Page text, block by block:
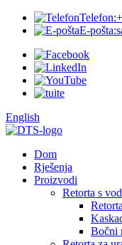
Telefon:
E-pošta:
English
Dom
Rješenja
Proizvodi
Retorta s
Bočni